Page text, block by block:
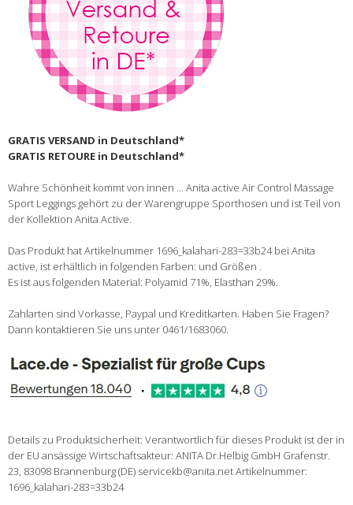
GRATIS VERSAND in Deutschland*
GRATIS RETOURE in Deutschland*
Wahre Schönheit kommt von innen ... Anita active Air Control Massage
Sport Leggings gehört zu der Warengruppe Sporthosen und ist Teil von
der Kollektion Anita Active.
Das Produkt hat Artikelnummer 1696_kalahari-283=33b24 bei Anita
active, ist erhältlich in folgenden Farben: und Größen .
Es ist aus folgenden Material: Polyamid 71%, Elasthan 29%.
Zahlarten sind Vorkasse, Paypal und Kreditkarten. Haben Sie Fragen?
Dann kontaktieren Sie uns unter 0461/1683060.
Details zu Produktsicherheit: Verantwortlich für dieses Produkt ist der in
der EU ansässige Wirtschaftsakteur: ANITA Dr.Helbig GmbH Grafenstr.
23, 83098 Brannenburg (DE) servicekb@anita.net Artikelnummer:
1696_kalahari-283=33b24